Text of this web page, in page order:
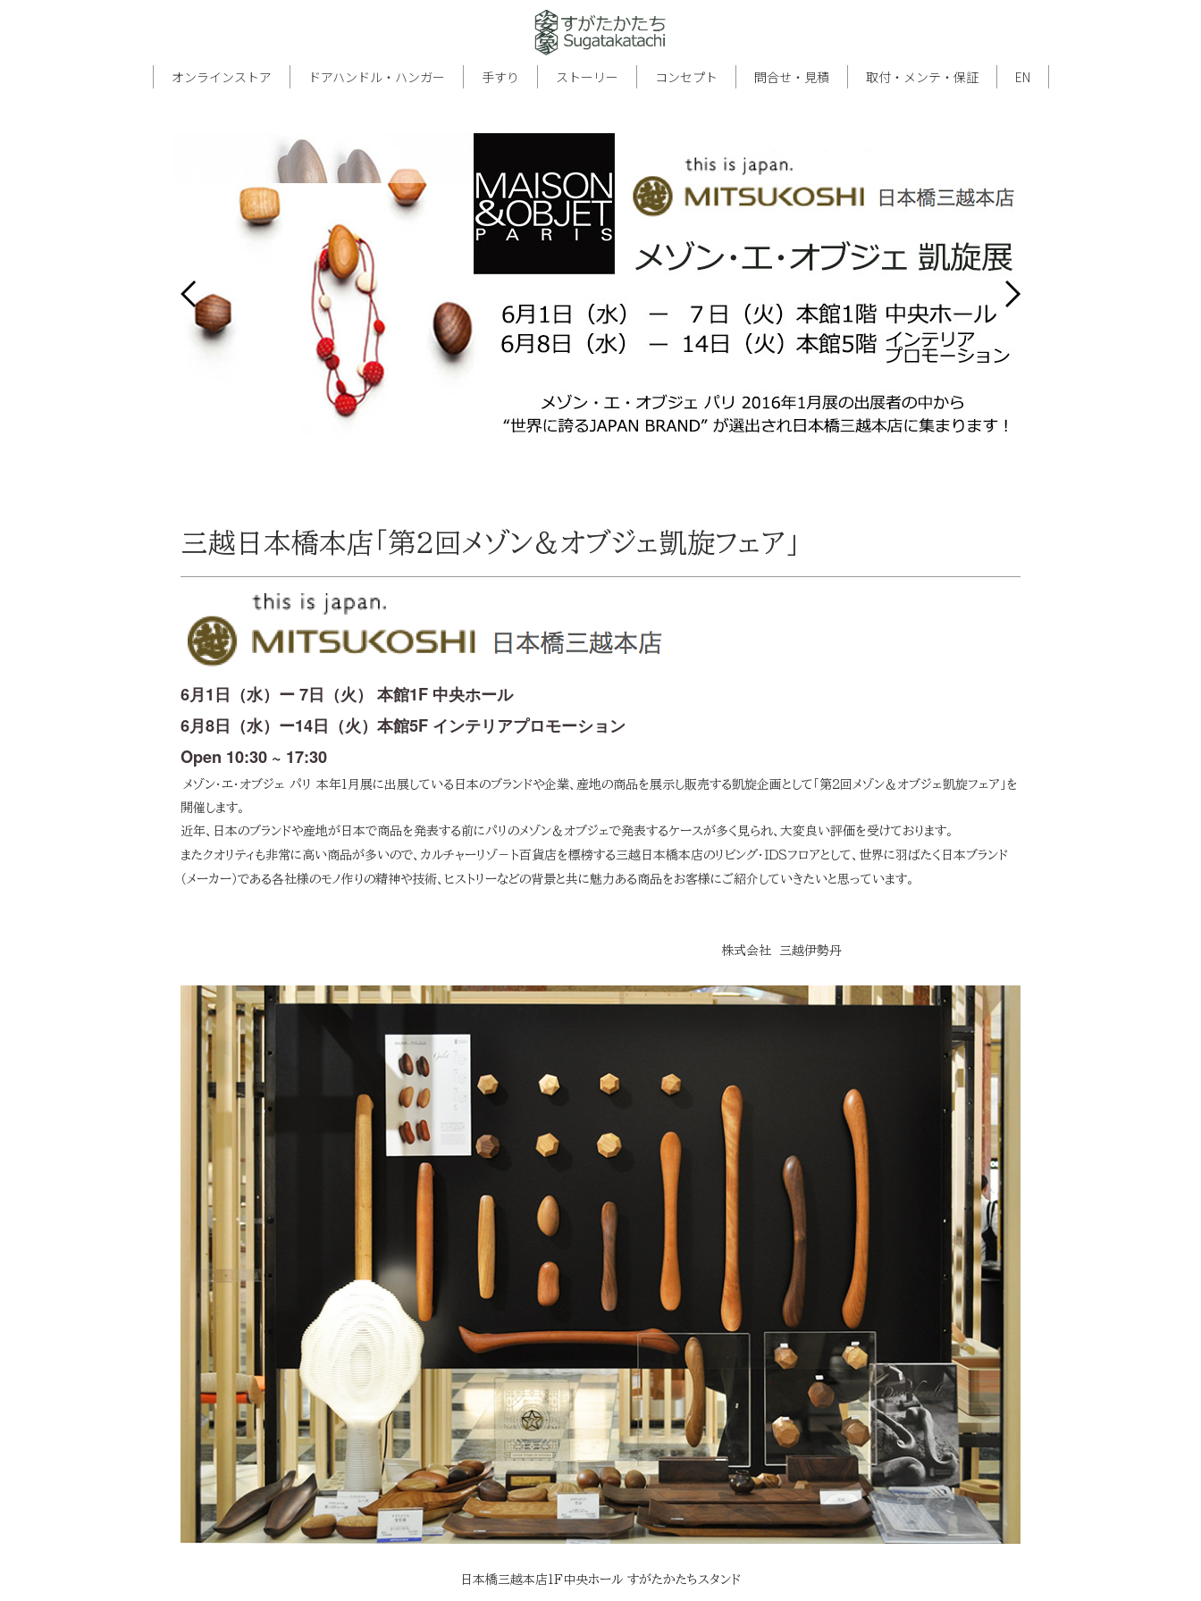
オンラインストア ドアハンドル・ハンガー 手すり ストーリー コンセプト 問合せ・見積 取付・メンテ・保証 EN
三越日本橋本店「第2回メゾン＆オブジェ凱旋フェア」
6月1日（水）ー 7日（火） 本館1F 中央ホール
6月8日（水）ー14日（火）本館5F インテリアプロモーション
Open 10:30 ~ 17:30
メゾン・エ・オブジェ パリ 本年1月展に出展している日本のブランドや企業、産地の商品を 展示し販売する凱旋企画として「第2回メゾン＆オブジェ凱旋フェア」を
開催します。
近年、日本のブランドや産地が日本で商品を発表する前にパリのメゾン＆オブジェで発表するケースが多く見られ、大変良い評価を受けております。
またクオリティも非常に高い商品が多いので、カルチャーリゾ－ト百貨店を標榜する三越日本橋本店のリビング・ＩＤＳフロアとして、世界に羽ばたく日本ブランド
（メーカー）である各社様のモノ作りの精神や技術、ヒストリーなどの背景と共に魅力ある商品をお客様にご紹介していきたいと思っています。
株式会社 三越伊勢丹
日本橋三越本店1F中央ホール すがたかたちスタンド